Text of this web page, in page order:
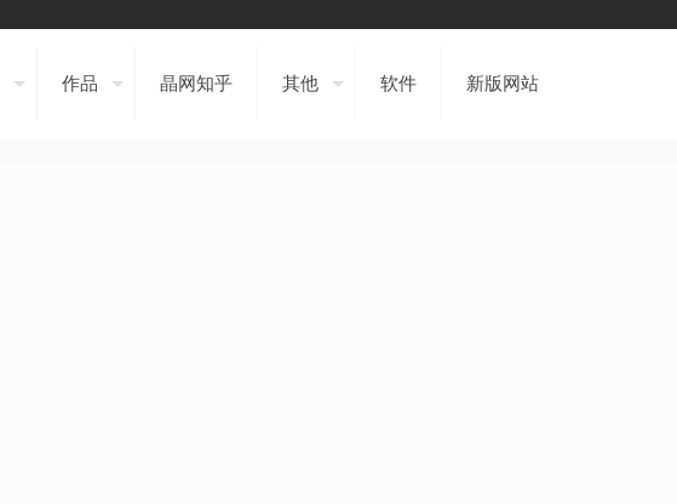
作品 晶网知乎 其他 软件 新版网站